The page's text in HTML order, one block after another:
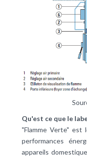
Qu'est ce que le
"Flamme Verte"
performances
appareils